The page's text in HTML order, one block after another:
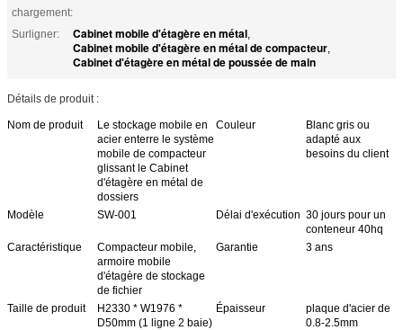
chargement:
Surligner: Cabinet mobile d'étagère en métal,
Cabinet mobile d'étagère en métal de compacteur,
Cabinet d'étagère en métal de poussée de main
Détails de produit :
Nom de produit
Le stockage mobile en
acier enterre le système
mobile de compacteur
glissant le Cabinet
d'étagère en métal de
dossiers
Couleur
Blanc gris ou
adapté aux
besoins du client
Modèle SW-001 Délai d'exécution 30 jours pour un
conteneur 40hq
Caractéristique
Compacteur mobile,
armoire mobile
d'étagère de stockage
de fichier
Garantie 3 ans
Taille de produit
H2330 * W1976 *
D50mm (1 ligne 2 baie)
Épaisseur
plaque d'acier de
0.8-2.5mm